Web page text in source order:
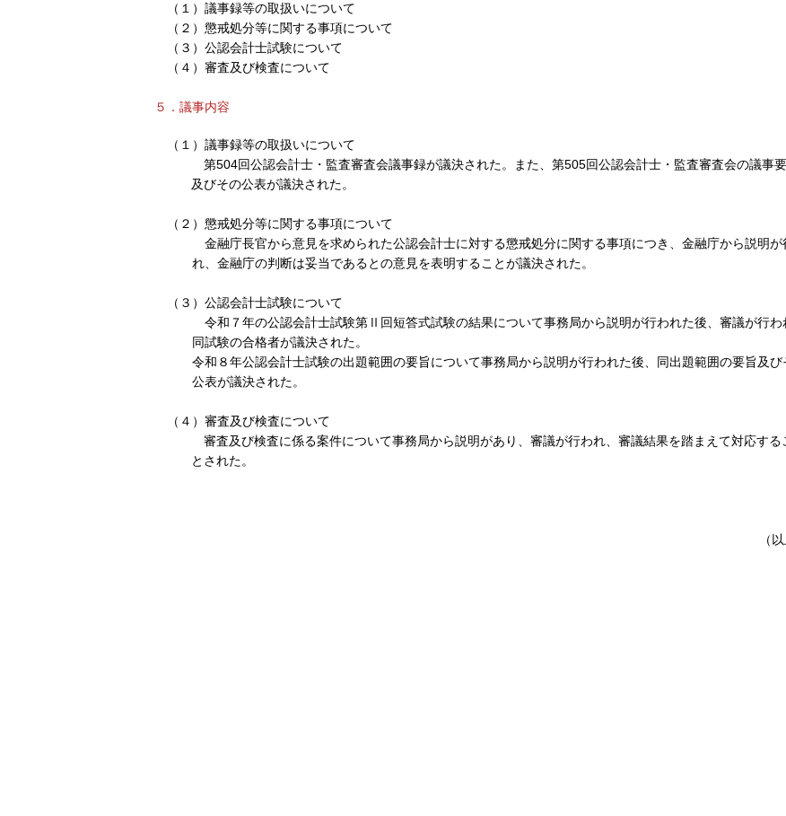
（１）議事録等の取扱いについて
（２）懲戒処分等に関する事項について
（３）公認会計士試験について
（４）審査及び検査について
５．議事内容
（１）議事録等の取扱いについて
第504回公認会計士・監査審査会議事録が議決された。また、第505回公認会計士・監査審査会の議事
及びその公表が議決された。
（２）懲戒処分等に関する事項について
金融庁長官から意見を求められた公認会計士に対する懲戒処分に関する事項につき、金融庁から説明が
れ、金融庁の判断は妥当であるとの意見を表明することが議決された。
（３）公認会計士試験について
令和７年の公認会計士試験第Ⅱ回短答式試験の結果について事務局から説明が行われた後、審議が行わ
同試験の合格者が議決された。
令和８年公認会計士試験の出題範囲の要旨について事務局から説明が行われた後、同出題範囲の要旨及び
公表が議決された。
（４）審査及び検査について
審査及び検査に係る案件について事務局から説明があり、審議が行われ、審議結果を踏まえて対応する
とされた。
（